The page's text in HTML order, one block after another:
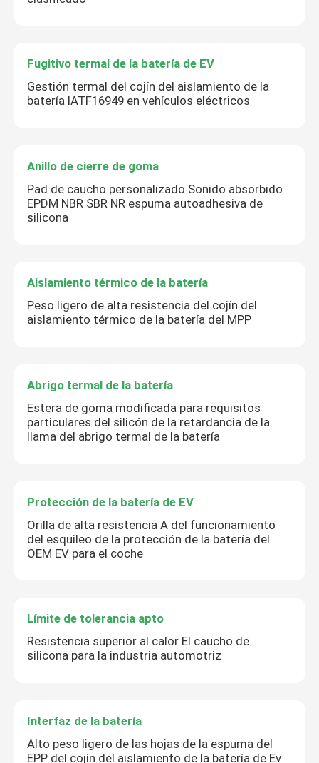
Fugitivo termal de la batería de EV
Gestión termal del cojín del aislamiento de la
batería IATF16949 en vehículos eléctricos
Anillo de cierre de goma
Pad de caucho personalizado Sonido absorbido
EPDM NBR SBR NR espuma autoadhesiva de
silicona
Aislamiento térmico de la batería
Peso ligero de alta resistencia del cojín del
aislamiento térmico de la batería del MPP
Abrigo termal de la batería
Estera de goma modificada para requisitos
particulares del silicón de la retardancia de la
llama del abrigo termal de la batería
Protección de la batería de EV
Orilla de alta resistencia A del funcionamiento
del esquileo de la protección de la batería del
OEM EV para el coche
Límite de tolerancia apto
Resistencia superior al calor El caucho de
silicona para la industria automotriz
Interfaz de la batería
Alto peso ligero de las hojas de la espuma del
EPP del cojín del aislamiento de la batería de Ev